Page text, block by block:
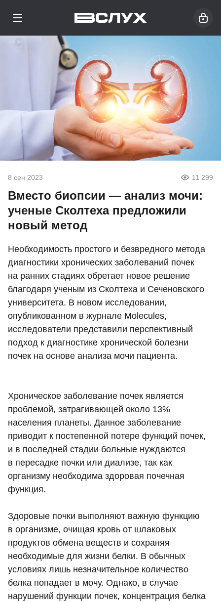
8 сен 2023 11 299
Вместо биопсии — анализ мочи:
ученые Сколтеха предложили
новый метод
Необходимость простого и безвредного метода
диагностики хронических заболеваний почек
на ранних стадиях обретает новое решение
благодаря ученым из Сколтеха и Сеченовского
университета. В новом исследовании,
опубликованном в журнале Molecules,
исследователи представили перспективный
подход к диагностике хронической болезни
почек на основе анализа мочи пациента.
Хроническое заболевание почек является
проблемой, затрагивающей около 13%
населения планеты. Данное заболевание
приводит к постепенной потере функций почек,
и в последней стадии больные нуждаются
в пересадке почки или диализе, так как
организму необходима здоровая почечная
функция.
Здоровые почки выполняют важную функцию
в организме, очищая кровь от шлаковых
продуктов обмена веществ и сохраняя
необходимые для жизни белки. В обычных
условиях лишь незначительное количество
белка попадает в мочу. Однако, в случае
нарушений функции почек, концентрация белка